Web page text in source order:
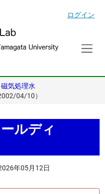
ログイン
磁気処理水
04/10）
ルディ
年05月12日